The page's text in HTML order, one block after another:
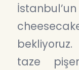
taze